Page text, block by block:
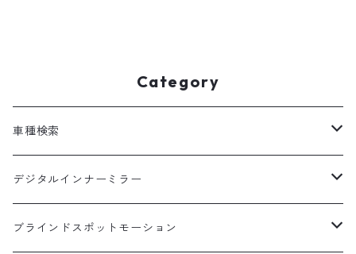
Category
車種検索
汎用
トヨタ
デジタルインナーミラー
汎用キット
ブラインドスポットモーション